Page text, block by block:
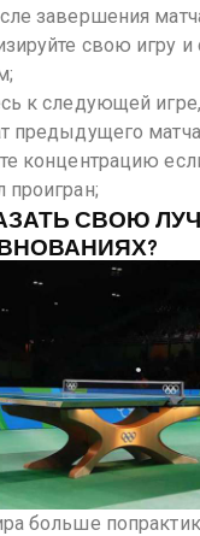
завершения
свою игру и
к следующей
предыдущего
концентрацию
проигран;
СВОЮ
больше